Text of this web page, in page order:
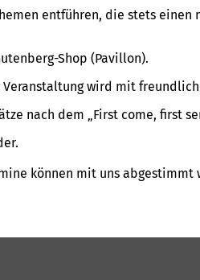
entführen, die stets
Shop (Pavillon).
wird mit
nach dem „First come, first
können mit uns abgestimmt